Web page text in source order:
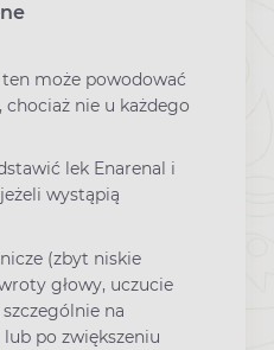
może powodować
chociaż nie u każdego
lek Enarenal i
wystąpią
(zbyt niskie
głowy, uczucie
szczególnie na
po zwiększeniu